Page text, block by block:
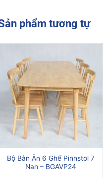
phẩm tương tự
Bộ Bàn Ăn 6 Ghế Pinnstol 7
Nan – BGAVP24